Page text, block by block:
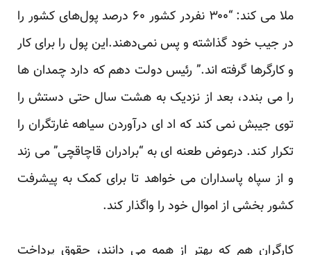
ملا می کند: “۳۰۰ نفردر کشور ۶۰ درصد پول‌های کشور را
در جیب خود گذاشته و پس نمی‌دهند.این پول را برای کار
و کارگرها گرفته اند.” رئیس دولت دهم که دارد چمدان ها
را می بندد، بعد از نزدیک به هشت سال حتی دستش را
توی جیبش نمی کند که اد ای درآوردن سیاهه غارتگران را
تکرار کند. درعوض طعنه ای به “برادران قاچاقچی” می زند
و از سپاه پاسداران می خواهد تا برای کمک به پیشرفت
کشور بخشی از اموال خود را واگذار کند.
کارگران هم که بهتر از همه می دانند، حقوق پرداخت